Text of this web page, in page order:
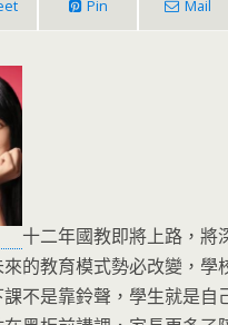
Pin Mail
十二年國教即將上路，將
的教育模式勢必改變，學
不是靠鈴聲，學生就是自